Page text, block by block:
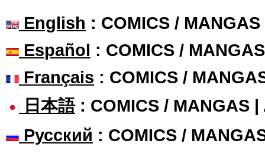
English : COMICS /
Español : COMICS /
Français : COMICS /
日本語: COMICS / MANGAS |
Русский : COMICS /